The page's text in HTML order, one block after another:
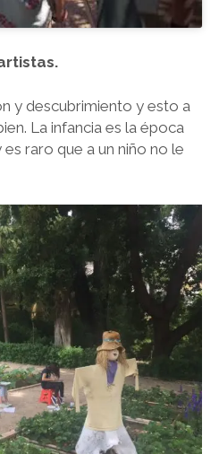
y descubrimiento y esto a
La infancia es la época
raro que a un niño no le